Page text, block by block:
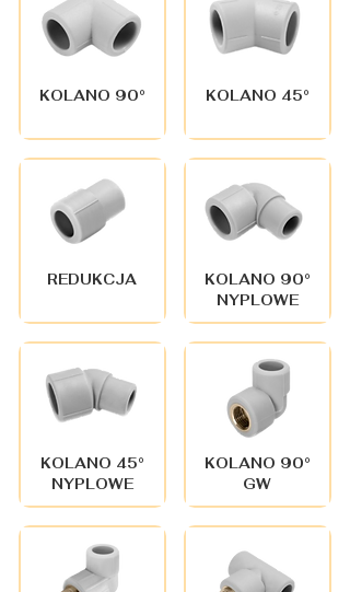
KOLANO 90°
REDUKCJA
KOLANO 45°
NYPLOWE
KOLANO 45°
KOLANO 90°
NYPLOWE
KOLANO 90°
GW